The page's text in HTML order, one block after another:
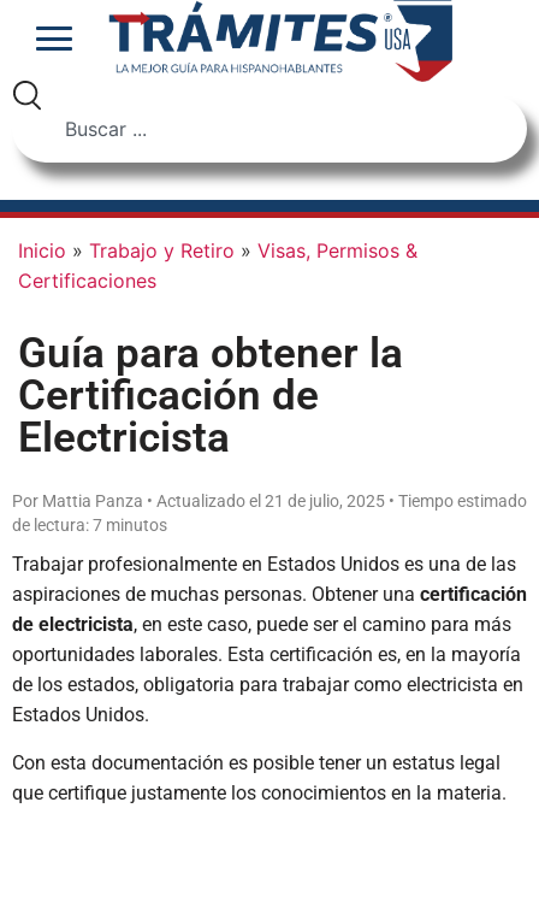
Inicio » Trabajo y Retiro » Visas, Permisos &
Certificaciones
Guía para obtener la
Certificación de
Electricista
Por Mattia Panza • Actualizado el 21 de julio, 2025 • Tiempo estimado
de lectura: 7 minutos
Trabajar profesionalmente en Estados Unidos es una de las
aspiraciones de muchas personas. Obtener una certificación
de electricista, en este caso, puede ser el camino para más
oportunidades laborales. Esta certificación es, en la mayoría
de los estados, obligatoria para trabajar como electricista en
Estados Unidos.
Con esta documentación es posible tener un estatus legal
que certifique justamente los conocimientos en la materia.